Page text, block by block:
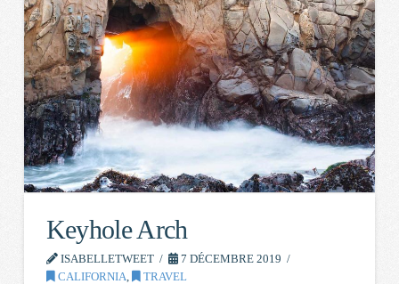
Keyhole Arch
ISABELLETWEET
7 DÉCEMBRE 2019
CALIFORNIA, TRAVEL